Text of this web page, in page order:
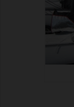
MONTRER